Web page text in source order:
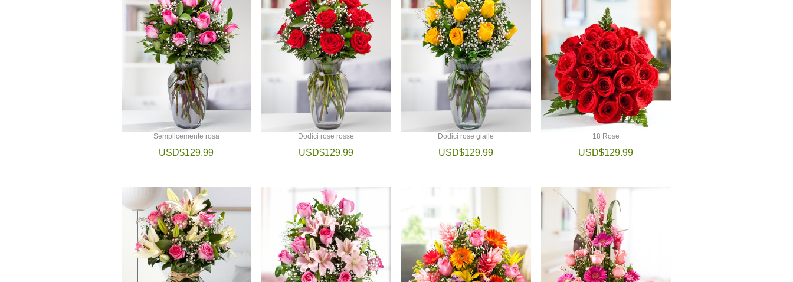
Semplicemente rosa
USD$129.99
Dodici rose rosse
USD$129.99
Dodici rose gialle
USD$129.99
18 Rose
USD$129.99